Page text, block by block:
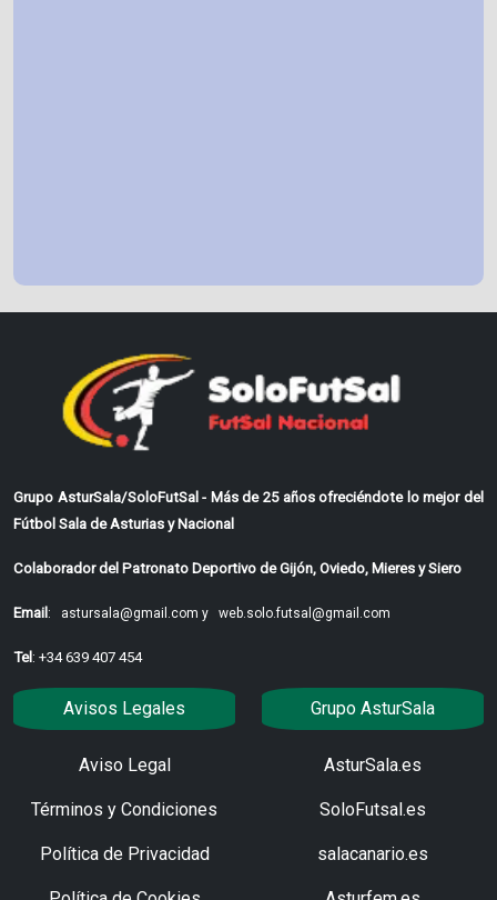
Grupo AsturSala/SoloFutSal - Más de 25 años ofreciéndote lo mejor del
Fútbol Sala de Asturias y Nacional
Colaborador del Patronato Deportivo de Gijón, Oviedo, Mieres y Siero
Email : astursala@gmail.com y web.solo.futsal@gmail.com
Tel : +34 639 407 454
Avisos Legales
Aviso Legal
Términos y Condiciones
Política de Privacidad
Grupo AsturSala
AsturSala.es
SoloFutsal.es
salacanario.es